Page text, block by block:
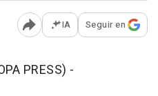
Abrir opciones para
IA Seguir en
PRESS) -